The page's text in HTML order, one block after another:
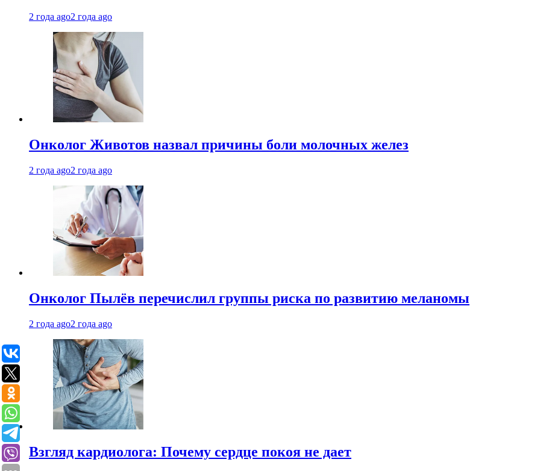
2 года ago2 года ago
Онколог Животов назвал причины боли молочных желез
2 года ago2 года ago
Онколог Пылёв перечислил группы риска по развитию меланомы
2 года ago2 года ago
Взгляд кардиолога: Почему сердце покоя не дает